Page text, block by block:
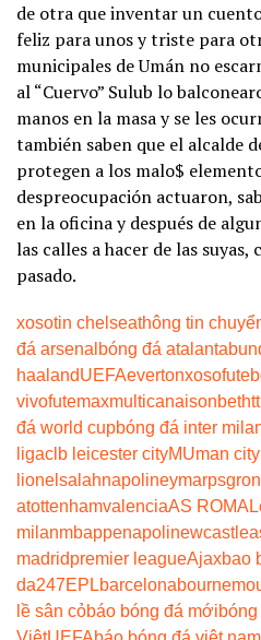
de otra que inventar un
feliz para unos y triste para
municipales de Umán no
al “Cuervo” Sulub lo
manos en la masa y se les
también saben que el alcalde
protegen a los malo$
despreocupación actuaron,
en la oficina y después de
las calles a hacer de las suyas,
pasado.
xosotin chelseathông tin
đá arsenal bóng đá atalanta
haalandUEFAevertonxoso
vivofutemaxmulticanaisonbet
đá world cupbóng đá inter
ligaclb leicester cityMUman city
lionel salahnapolineymarpsg
atottenhamvalenciaAS ROMA
milanmbappenapolinewcastle
madridpremier leagueAjaxbao
da247EPLbarcelona
lề sân cỏbáo bóng đá mới